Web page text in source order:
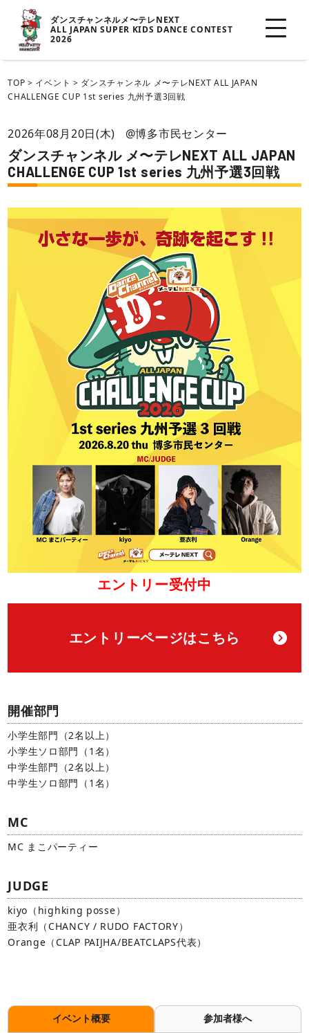
ダンスチャンネルメ〜テレNEXT
ALL JAPAN SUPER KIDS DANCE CONTEST
2026
TOP > イベント > ダンスチャンネル メ〜テレNEXT ALL JAPAN
CHALLENGE CUP 1st series 九州予選3回戦
2026年08月20日(木) @博多市民センター
ダンスチャンネル メ〜テレNEXT ALL JAPAN
CHALLENGE CUP 1st series 九州予選3回戦
開催部門
小学生部門（2名以上）
小学生ソロ部門（1名）
中学生部門（2名以上）
中学生ソロ部門（1名）
MC
MC まこパーティー
JUDGE
kiyo（highking posse）
亜衣利（CHANCY / RUDO FACTORY）
Orange（CLAP PAIJHA/BEATCLAPS代表）
エントリー受付中
エントリーページはこちら
イベント概要 参加者様へ